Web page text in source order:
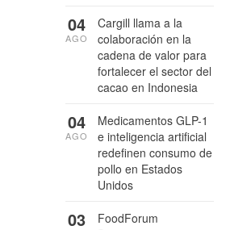
Cargill llama a la
colaboración en la
cadena de valor para
fortalecer el sector del
cacao en Indonesia
04
AGO
Medicamentos GLP-1
e inteligencia artificial
redefinen consumo de
pollo en Estados
Unidos
04
AGO
FoodForum
03